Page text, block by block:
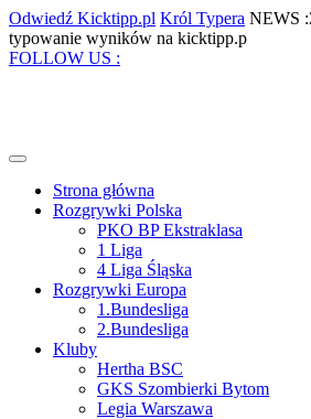
Skip
to
content
Odwiedź Kicktipp.pl Odwiedź
Kicktipp.pl
Król Typera Król
Typera
NEWS
typowanie wyników na kicktipp.pZacznij
FOLLOW US :
Open
Strona główna
Rozgrywki Polska
PKO BP Ekstraklasa
1 Liga
4 Liga Śląska
Rozgrywki Europa
1.Bundesliga
2.Bundesliga
Kluby
Hertha BSC
GKS Szombierki Bytom
Legia Warszawa